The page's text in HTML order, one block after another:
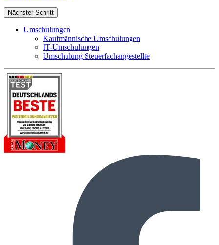
Nächster Schritt
Umschulungen
Kaufmännische Umschulungen
IT-Umschulungen
Umschulung Steuerfachangestellte